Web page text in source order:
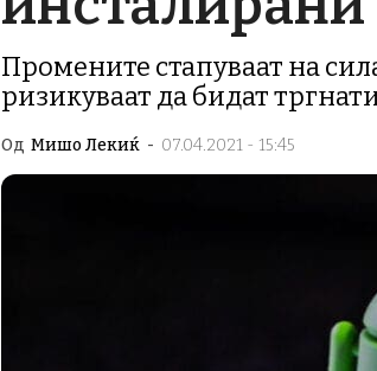
Промените стапуваат на
ризикуваат да бидат
Од Мишо Лекиќ - 07.04.2021 - 15:45